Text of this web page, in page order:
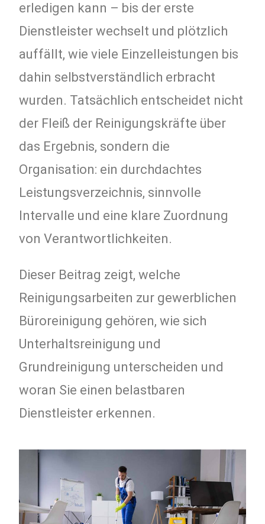
erledigen kann – bis der erste
Dienstleister wechselt und plötzlich
auffällt, wie viele Einzelleistungen bis
dahin selbstverständlich erbracht
wurden. Tatsächlich entscheidet nicht
der Fleiß der Reinigungskräfte über
das Ergebnis, sondern die
Organisation: ein durchdachtes
Leistungsverzeichnis, sinnvolle
Intervalle und eine klare Zuordnung
von Verantwortlichkeiten.
Dieser Beitrag zeigt, welche
Reinigungsarbeiten zur gewerblichen
Büroreinigung gehören, wie sich
Unterhaltsreinigung und
Grundreinigung unterscheiden und
woran Sie einen belastbaren
Dienstleister erkennen.